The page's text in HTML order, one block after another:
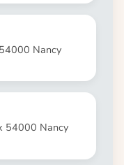
Nancy
54000 Nancy